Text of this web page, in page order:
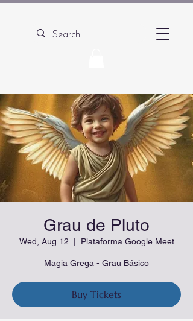
Grau de Pluto
Wed, Aug 12 Plataforma Google Meet
Magia Grega - Grau Básico
Buy Tickets